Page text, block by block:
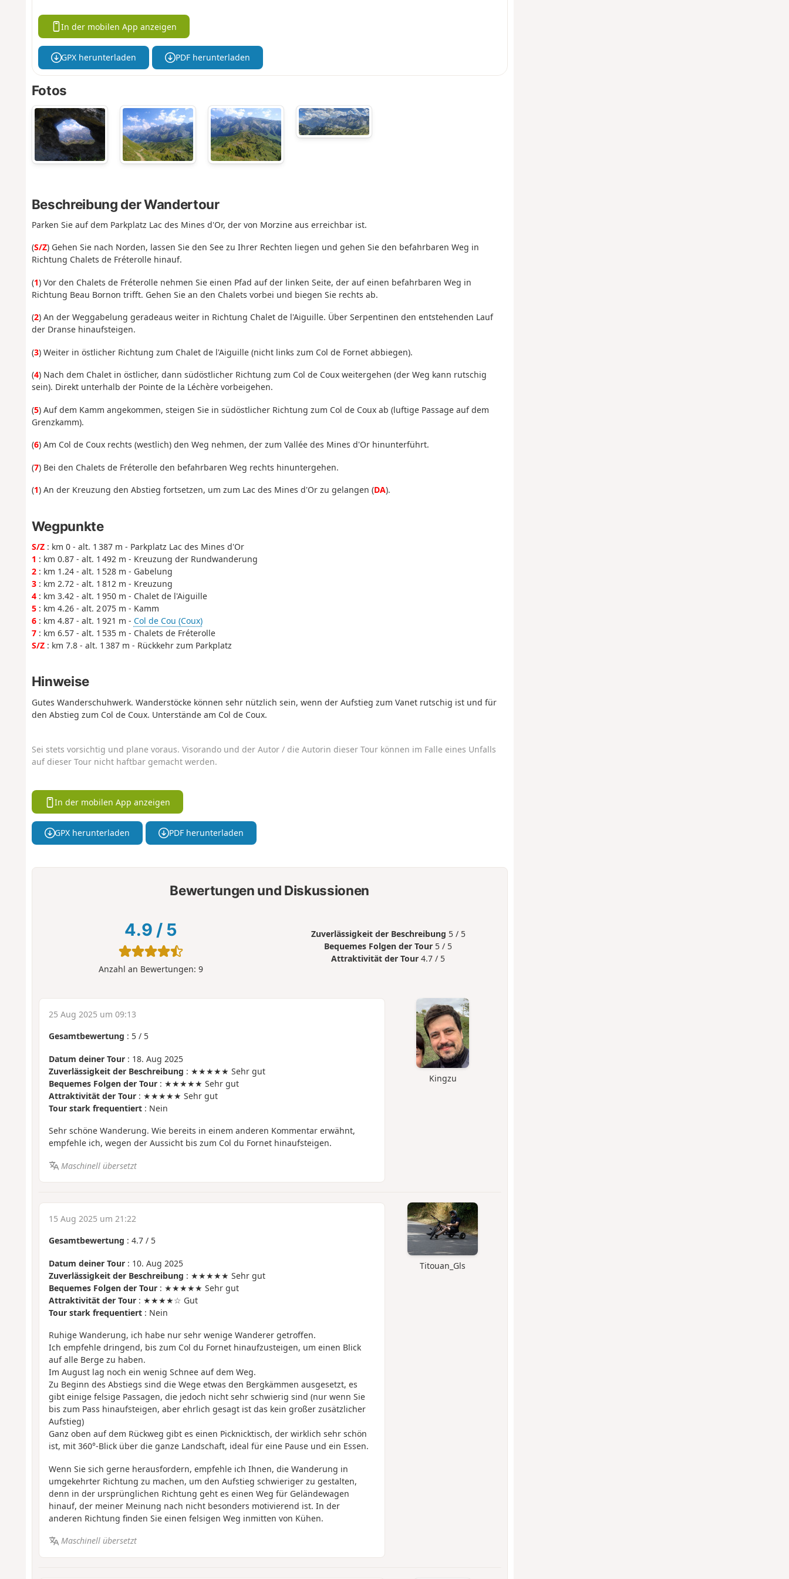
In der mobilen App anzeigen
GPX herunterladen PDF herunterladen
Fotos
Beschreibung der Wandertour
Parken Sie auf dem Parkplatz Lac des Mines d'Or, der von Morzine aus erreichbar ist.
(S/Z) Gehen Sie nach Norden, lassen Sie den See zu Ihrer Rechten liegen und gehen Sie den befahrbaren Weg in
Richtung Chalets de Fréterolle hinauf.
(1) Vor den Chalets de Fréterolle nehmen Sie einen Pfad auf der linken Seite, der auf einen befahrbaren Weg in
Richtung Beau Bornon trifft. Gehen Sie an den Chalets vorbei und biegen Sie rechts ab.
(2) An der Weggabelung geradeaus weiter in Richtung Chalet de l'Aiguille. Über Serpentinen den entstehenden Lauf
der Dranse hinaufsteigen.
(3) Weiter in östlicher Richtung zum Chalet de l'Aiguille (nicht links zum Col de Fornet abbiegen).
(4) Nach dem Chalet in östlicher, dann südöstlicher Richtung zum Col de Coux weitergehen (der Weg kann rutschig
sein). Direkt unterhalb der Pointe de la Léchère vorbeigehen.
(5) Auf dem Kamm angekommen, steigen Sie in südöstlicher Richtung zum Col de Coux ab (luftige Passage auf dem
Grenzkamm).
(6) Am Col de Coux rechts (westlich) den Weg nehmen, der zum Vallée des Mines d'Or hinunterführt.
(7) Bei den Chalets de Fréterolle den befahrbaren Weg rechts hinuntergehen.
(1) An der Kreuzung den Abstieg fortsetzen, um zum Lac des Mines d'Or zu gelangen (DA).
Wegpunkte
S/Z: km 0 - alt. 1 387 m - Parkplatz Lac des Mines d'Or
1 : km 0.87 - alt. 1 492 m - Kreuzung der Rundwanderung
2: km 1.24 - alt. 1 528 m - Gabelung
3: km 2.72 - alt. 1 812 m - Kreuzung
4: km 3.42 - alt. 1 950 m - Chalet de l'Aiguille
5: km 4.26 - alt. 2 075 m - Kamm
6: km 4.87 - alt. 1 921 m - Col de Cou (Coux)
7: km 6.57 - alt. 1 535 m - Chalets de Fréterolle
S/Z: km 7.8 - alt. 1 387 m - Rückkehr zum Parkplatz
Hinweise
Gutes Wanderschuhwerk. Wanderstöcke können sehr nützlich sein, wenn der Aufstieg zum Vanet rutschig ist und für
den Abstieg zum Col de Coux. Unterstände am Col de Coux.
Sei stets vorsichtig und plane voraus. Visorando und der Autor / die Autorin dieser Tour können im Falle eines Unfalls
auf dieser Tour nicht haftbar gemacht werden.
In der mobilen App anzeigen
GPX herunterladen PDF herunterladen
Bewertungen und Diskussionen
4.9 / 5
Anzahl an Bewertungen: 9
Zuverlässigkeit der Beschreibung 5 / 5
Bequemes Folgen der Tour 5 / 5
Attraktivität der Tour 4.7 / 5
Kingzu
25 Aug 2025 um 09:13
Gesamtbewertung : 5/ 5
Datum deiner Tour: 18. Aug 2025
Zuverlässigkeit der Beschreibung : ★★★★★ Sehr gut
Bequemes Folgen der Tour: ★★★★★ Sehr gut
Attraktivität der Tour: ★★★★★ Sehr gut
Tour stark frequentiert: Nein
Sehr schöne Wanderung. Wie bereits in einem anderen Kommentar erwähnt,
empfehle ich, wegen der Aussicht bis zum Col du Fornet hinaufsteigen.
Maschinell übersetzt
Titouan_Gls
15 Aug 2025 um 21:22
Gesamtbewertung : 4.7/ 5
Datum deiner Tour: 10. Aug 2025
Zuverlässigkeit der Beschreibung : ★★★★★ Sehr gut
Bequemes Folgen der Tour: ★★★★★ Sehr gut
Attraktivität der Tour: ★★★★☆ Gut
Tour stark frequentiert: Nein
Ruhige Wanderung, ich habe nur sehr wenige Wanderer getroffen.
Ich empfehle dringend, bis zum Col du Fornet hinaufzusteigen, um einen Blick
auf alle Berge zu haben.
Im August lag noch ein wenig Schnee auf dem Weg.
Zu Beginn des Abstiegs sind die Wege etwas den Bergkämmen ausgesetzt, es
gibt einige felsige Passagen, die jedoch nicht sehr schwierig sind (nur wenn Sie
bis zum Pass hinaufsteigen, aber ehrlich gesagt ist das kein großer zusätzlicher
Aufstieg)
Ganz oben auf dem Rückweg gibt es einen Picknicktisch, der wirklich sehr schön
ist, mit 360°-Blick über die ganze Landschaft, ideal für eine Pause und ein Essen.
Wenn Sie sich gerne herausfordern, empfehle ich Ihnen, die Wanderung in
umgekehrter Richtung zu machen, um den Aufstieg schwieriger zu gestalten,
denn in der ursprünglichen Richtung geht es einen Weg für Geländewagen
hinauf, der meiner Meinung nach nicht besonders motivierend ist. In der
anderen Richtung finden Sie einen felsigen Weg inmitten von Kühen.
Maschinell übersetzt